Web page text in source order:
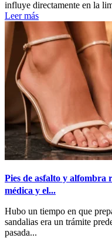
influye directamente en la
Leer más
Pies de asfalto y
médica y el...
Hubo un tiempo en que
sandalias era un trámite
pasada...